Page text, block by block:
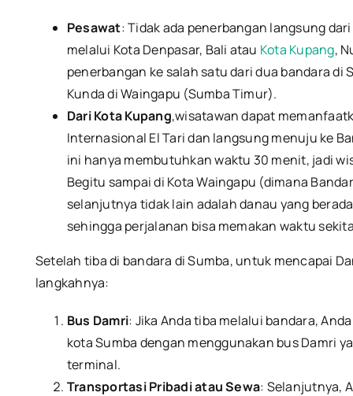
Pesawat: Tidak ada penerbangan langsung
melalui Kota Denpasar, Bali atau Kota Kupang,
penerbangan ke salah satu dari dua bandara di
Kunda di Waingapu (Sumba Timur).
Dari Kota Kupang,wisatawan dapat
Internasional El Tari dan langsung menuju ke
ini hanya membutuhkan waktu 30 menit, jadi
Begitu sampai di Kota Waingapu (dimana
selanjutnya tidak lain adalah danau yang
sehingga perjalanan bisa memakan waktu
Setelah tiba di bandara di Sumba, untuk mencapai
langkahnya:
Bus Damri: Jika Anda tiba melalui bandara,
kota Sumba dengan menggunakan bus Damri
terminal.
Transportasi Pribadi atau Sewa: Selanjutnya,